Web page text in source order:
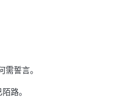
需誓言。
路。